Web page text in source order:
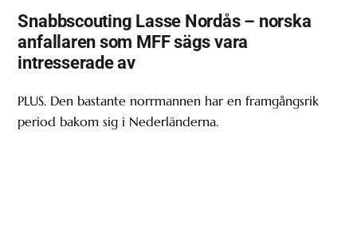
Snabbscouting Lasse Nordås – norska
anfallaren som MFF sägs vara
intresserade av
PLUS. Den bastante norrmannen har en framgångsrik
period bakom sig i Nederländerna.